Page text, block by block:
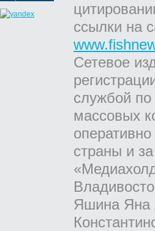
ссылки на
Сетевое
службой
массовых
страны и
Яшина Яна